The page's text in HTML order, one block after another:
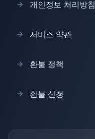
개인정보 처리방침
서비스 약관
환불 정책
환불 신청